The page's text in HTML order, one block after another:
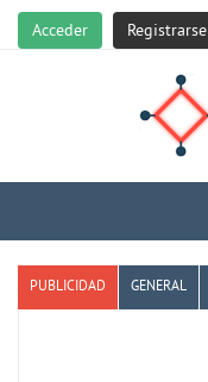
Acceder Registrarse
PUBLICIDAD GENERAL